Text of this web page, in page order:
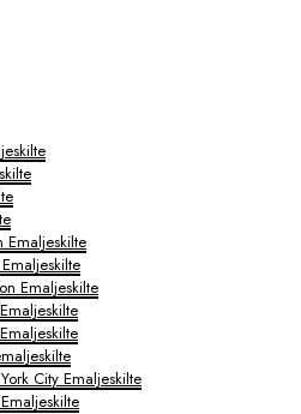
Emaljeskilte
Emaljeskilte
City Emaljeskilte